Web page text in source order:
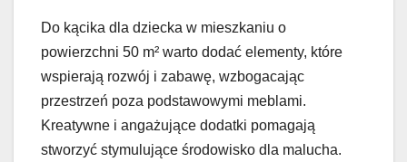
Do kącika dla dziecka w mieszkaniu o
powierzchni 50 m² warto dodać elementy, które
wspierają rozwój i zabawę, wzbogacając
przestrzeń poza podstawowymi meblami.
Kreatywne i angażujące dodatki pomagają
stworzyć stymulujące środowisko dla malucha.